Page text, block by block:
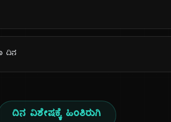
ದಿನ
ದಿನ ವಿಶೇಷಕ್ಕೆ ಹಿಂತಿರುಗಿ